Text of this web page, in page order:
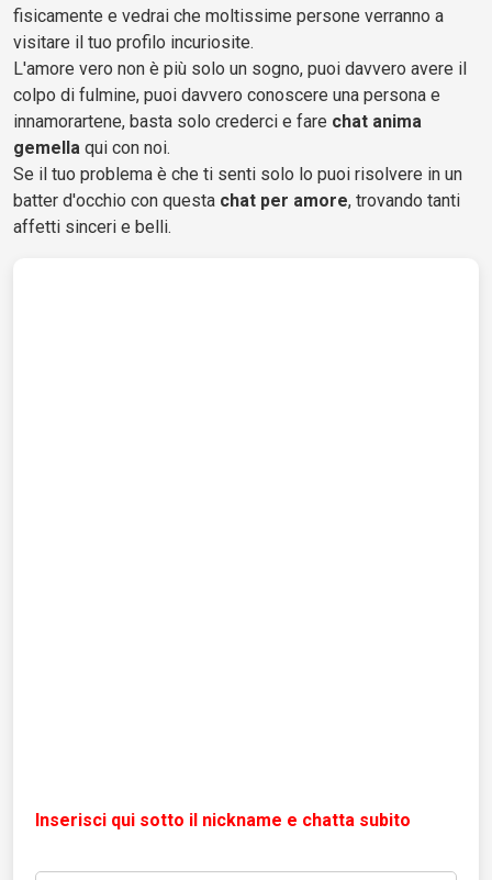
fisicamente e vedrai che moltissime persone verranno a
visitare il tuo profilo incuriosite.
L'amore vero non è più solo un sogno, puoi davvero avere il
colpo di fulmine, puoi davvero conoscere una persona e
innamorartene, basta solo crederci e fare chat anima
gemella qui con noi.
Se il tuo problema è che ti senti solo lo puoi risolvere in un
batter d'occhio con questa chat per amore, trovando tanti
affetti sinceri e belli.
Inserisci qui sotto il nickname e chatta subito